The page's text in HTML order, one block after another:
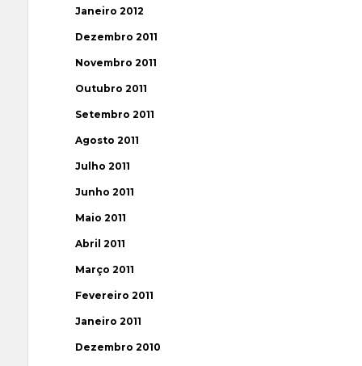
Janeiro 2012
Dezembro 2011
Novembro 2011
Outubro 2011
Setembro 2011
Agosto 2011
Julho 2011
Junho 2011
Maio 2011
Abril 2011
Março 2011
Fevereiro 2011
Janeiro 2011
Dezembro 2010